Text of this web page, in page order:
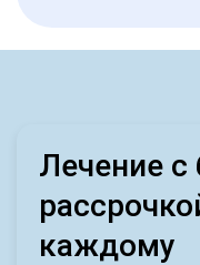
Лечение с
каждому